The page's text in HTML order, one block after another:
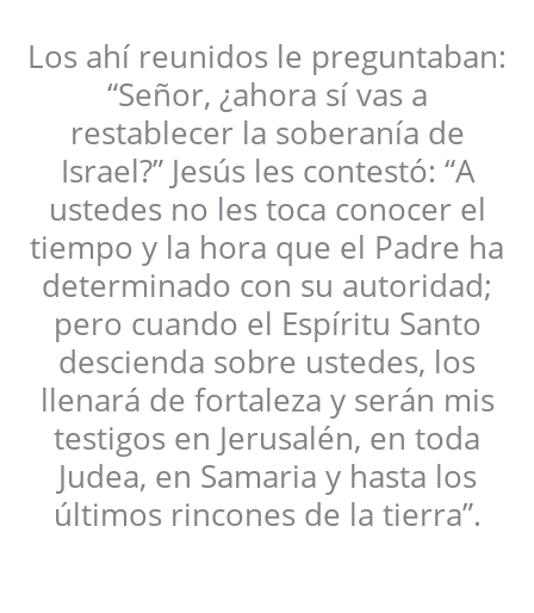
Los ahí reunidos le preguntaban:
“Señor, ¿ahora sí vas a
restablecer la soberanía de
Israel?” Jesús les contestó: “A
ustedes no les toca conocer el
tiempo y la hora que el Padre ha
determinado con su autoridad;
pero cuando el Espíritu Santo
descienda sobre ustedes, los
llenará de fortaleza y serán mis
testigos en Jerusalén, en toda
Judea, en Samaria y hasta los
últimos rincones de la tierra”.